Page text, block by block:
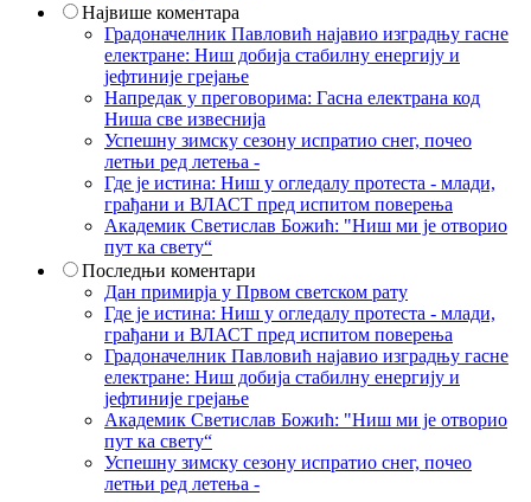
Највише коментара
Градоначелник Павловић најавио изградњу гасне
електране: Ниш добија стабилну енергију и
јефтиније грејање
Напредак у преговорима: Гасна електрана код
Ниша све извеснија
Успешну зимску сезону испратио снег, почео
летњи ред летења -
Где је истина: Ниш у огледалу протеста - млади,
грађани и ВЛАСТ пред испитом поверења
Академик Светислав Божић: "Ниш ми је отворио
пут ка свету“
Последњи коментари
Дан примирја у Првом светском рату
Где је истина: Ниш у огледалу протеста - млади,
грађани и ВЛАСТ пред испитом поверења
Градоначелник Павловић најавио изградњу гасне
електране: Ниш добија стабилну енергију и
јефтиније грејање
Академик Светислав Божић: "Ниш ми је отворио
пут ка свету“
Успешну зимску сезону испратио снег, почео
летњи ред летења -